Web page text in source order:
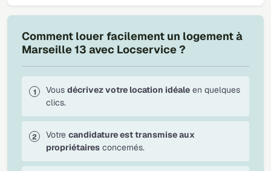
Comment louer facilement un logement à
Marseille 13 avec Locservice ?
Vous décrivez votre location idéale en quelques
clics.
Votre candidature est transmise aux
propriétaires concernés.